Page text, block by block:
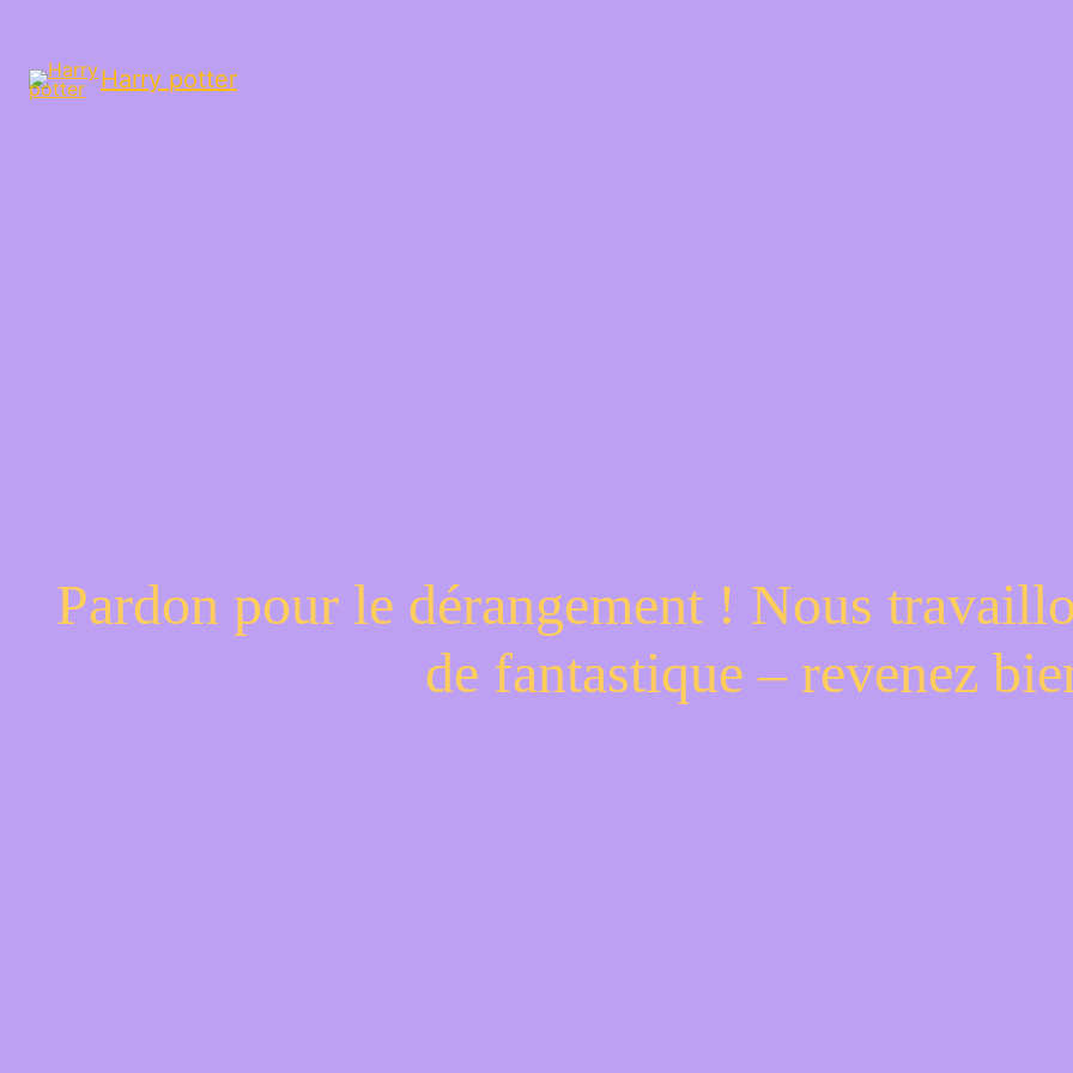
Harry potter
Pardon pour le dérangement ! Nous
de fantastique – revenez